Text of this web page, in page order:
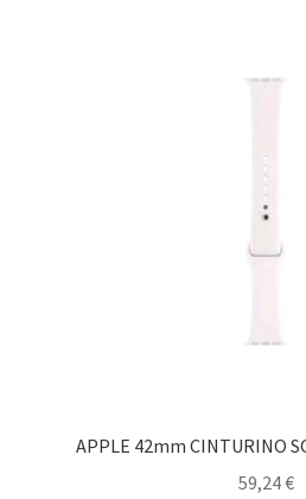
APPLE 42mm CINTURINO
59,24€